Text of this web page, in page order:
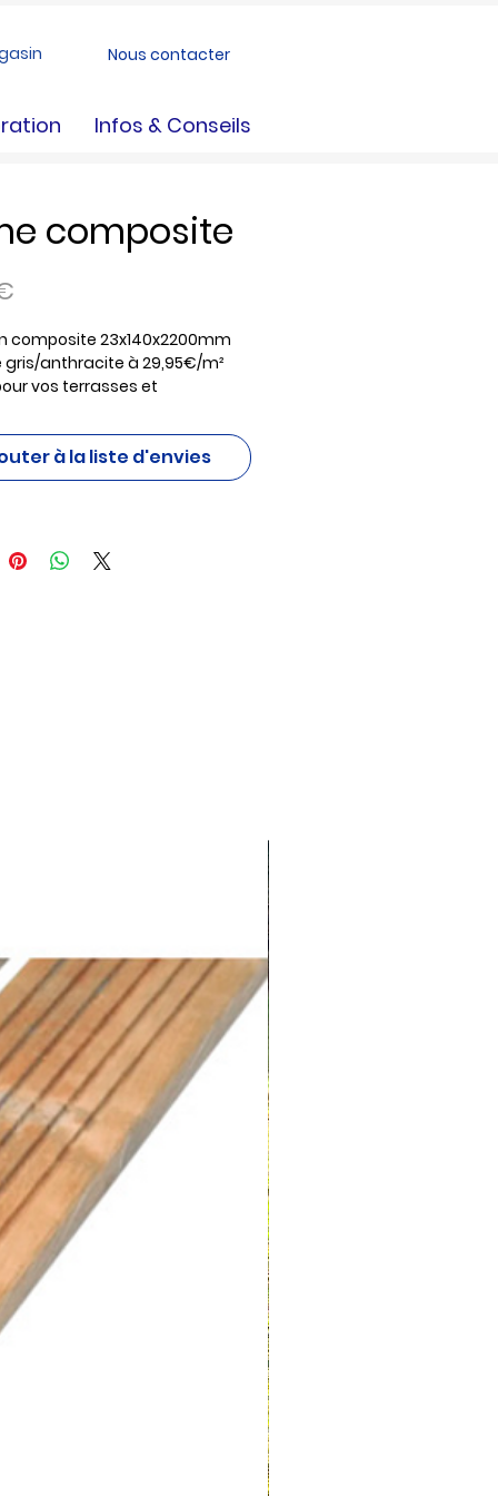
Nous contacter
Infos & Conseils
composite
composite 23x140x2200mm
gris/anthracite à 29,95€/m²
vos terrasses et
d’un mélange de fibres de bois
recyclé, cette lame allie
et esthétisme. Elle est facile
Grâce à ses deux faces
elle offre une finition
à la liste d'envies